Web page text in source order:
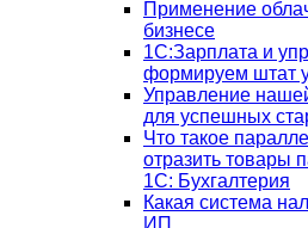
Применение
бизнесе
1C:Зарплата и
формируем штат
Управление
для успешных
Что такое
отразить товары
1С: Бухгалтерия
Какая система
ИП